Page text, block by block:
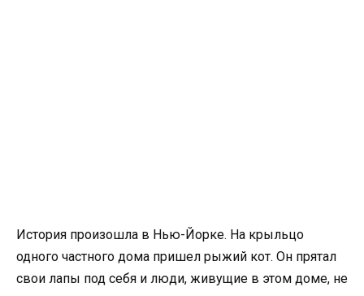
История произошла в Нью-Йорке. На крыльцо
одного частного дома пришел рыжий кот. Он прятал
свои лапы под себя и люди, живущие в этом доме, не